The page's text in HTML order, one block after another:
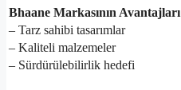
Bhaane Markasının Avantajları
– Tarz sahibi tasarımlar
– Kaliteli malzemeler
– Sürdürülebilirlik hedefi